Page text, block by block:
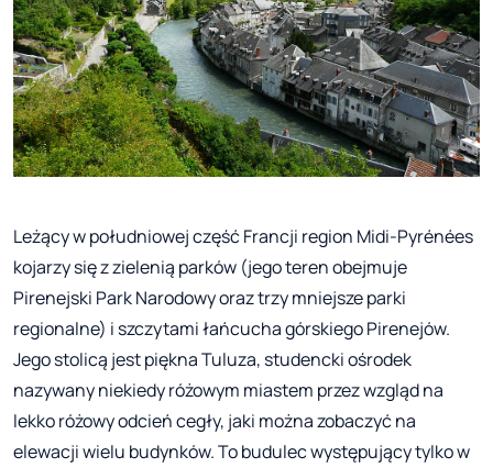
Leżący w południowej część Francji region Midi-Pyrénées
kojarzy się z zielenią parków (jego teren obejmuje
Pirenejski Park Narodowy oraz trzy mniejsze parki
regionalne) i szczytami łańcucha górskiego Pirenejów.
Jego stolicą jest piękna Tuluza, studencki ośrodek
nazywany niekiedy różowym miastem przez wzgląd na
lekko różowy odcień cegły, jaki można zobaczyć na
elewacji wielu budynków. To budulec występujący tylko w